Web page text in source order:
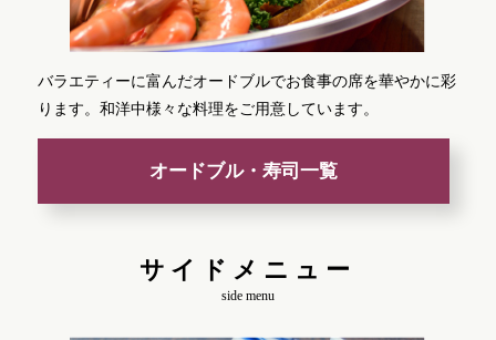
バラエティーに富んだオードブルでお食事の席を華やかに彩
ります。和洋中様々な料理をご用意しています。
オードブル・寿司一覧
サイドメニュー
side menu